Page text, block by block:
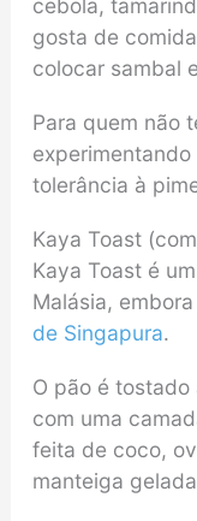
cebola,
gosta de
colocar sambal
Para quem não
tolerância à
Kaya Toast
Kaya Toast é
Malásia,
de Singapura.
O pão é
com uma
feita de coco,
manteiga